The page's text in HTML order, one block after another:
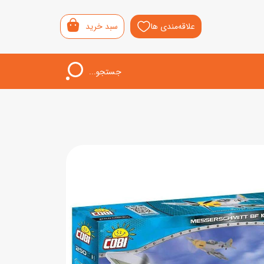
علاقه‌مندی ها سبد خرید
جستجو...